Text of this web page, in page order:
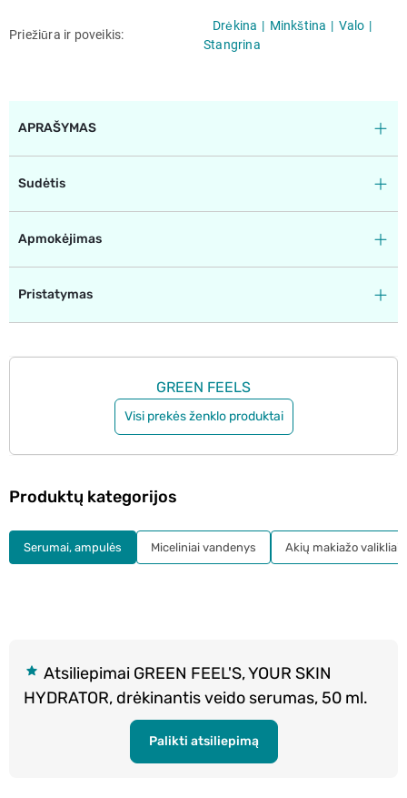
Priežiūra ir poveikis
Drėkina Minkština
Valo
Stangrina
APRAŠYMAS
Sudėtis
Apmokėjimas
Pristatymas
GREEN FEELS
Visi prekės ženklo produktai
Atsiliepimai GREEN FEEL'S, YOUR SKIN
HYDRATOR, drėkinantis veido serumas, 50 ml.
Palikti atsiliepimą
Produktų kategorijos
Serumai, ampulės Miceliniai vandenys Akių makiažo valikliai